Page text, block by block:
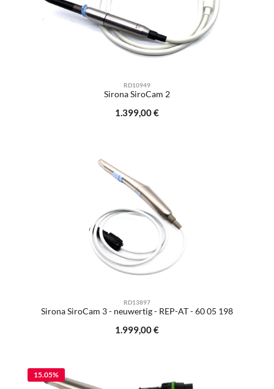
RD10949
Sirona SiroCam 2
Regulärer Preis:
1.399,00 €
RD13897
Sirona SiroCam 3 - neuwertig - REP-AT - 60 05 198
Regulärer Preis:
1.999,00 €
15.05%